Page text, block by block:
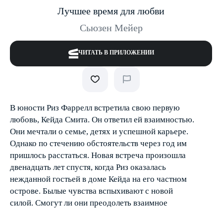
Лучшее время для любви
Сьюзен Мейер
ЧИТАТЬ В ПРИЛОЖЕНИИ
В юности Риз Фаррелл встретила свою первую
любовь, Кейда Смита. Он ответил ей взаимностью.
Они мечтали о семье, детях и успешной карьере.
Однако по стечению обстоятельств через год им
пришлось расстаться. Новая встреча произошла
двенадцать лет спустя, когда Риз оказалась
нежданной гостьей в доме Кейда на его частном
острове. Былые чувства вспыхивают с новой
силой. Смогут ли они преодолеть взаимное